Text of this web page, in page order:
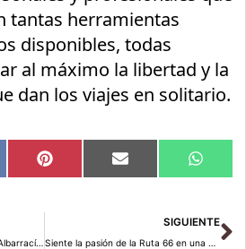
tantas herramientas
disponibles, todas
al máximo la libertad y la
dan los viajes en solitario.
Compartir
en
Pinterest Compartir
en
Email
en
Aragón, un repaso de la A de Albarracín a la Z de Zaragoza
SIGUIENTE
Siente la pasión de la Ruta 66 en una Harley o en un Mustang